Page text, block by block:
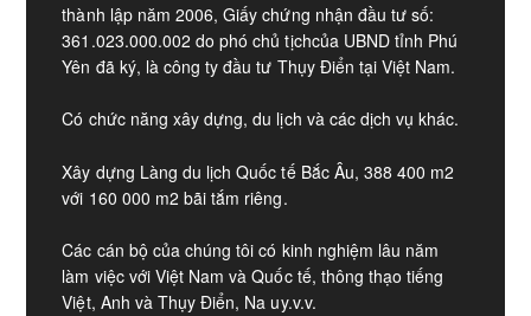
thành lập năm 2006, Giấy chứng nhận đầu tư số:
361.023.000.002 do phó chủ tịchcủa UBND tỉnh Phú
Yên đã ký, là công ty đầu tư Thụy Điển tại Việt Nam.
Có chức năng xây dựng, du lịch và các dịch vụ khác.
Xây dựng Làng du lịch Quốc tế Bắc Âu, 388 400 m2
với 160 000 m2 bãi tắm riêng.​
Các cán bộ của chúng tôi có kinh nghiệm lâu năm
làm việc với Việt Nam và Quốc tế, thông thạo tiếng
Việt, Anh và Thụy Điển, Na uy.v.v.​